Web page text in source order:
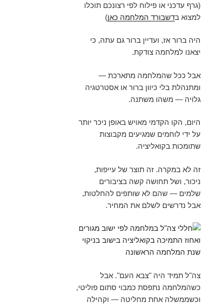
(גרף עדכני או פילוח לפי רצונכם תוכלו
למצוא בדשבורד המלחמה כאן)
היה ברור אז, ועדיין ברור גם עתה, כי
יצאנו למלחמה צודקת.
אבל ככל שהמלחמה מתארכת —
ומתנהלת בלי כיוון ברור או אסטרטגיה
גלויה — משהו משתנה.
היום, הקו הקדמי מאויש באופן ניכר יותר
על ידי לוחמים שמגיעים מקבוצות
שתומכות בקואליציה.
זה לא במקרה. זה תוצר של עייפות,
ניכור, ושל תחושה קשה בציבורים
שלמים — שהם לא שותפים להחלטות,
אבל נדרשים לשלם את המחיר.
צה"ל תמיד היה "צבא העם". אבל
כשהמלחמה נתפסת כמבוי סתום פוליטי,
וכשממשלה אחת מחליטה — וקהילה